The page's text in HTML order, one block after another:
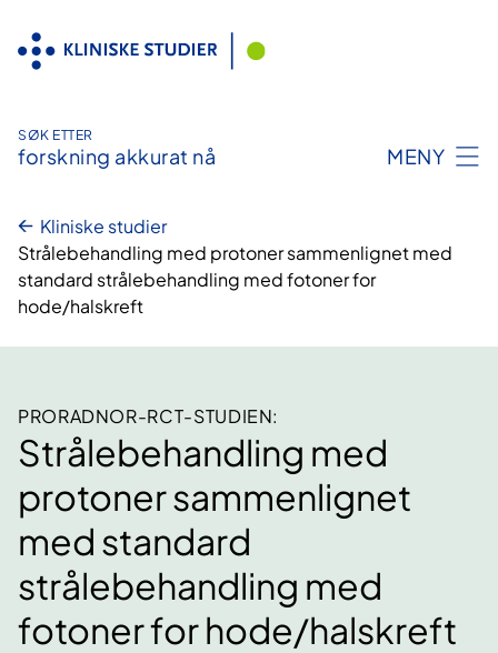
innhold
SØK ETTER
forskning akkurat nå MENY
Kliniske studier
Strålebehandling med protoner sammenlignet med
standard strålebehandling med fotoner for
hode/halskreft
PRORADNOR-RCT-STUDIEN:
Strålebehandling med
protoner sammenlignet
med standard
strålebehandling med
fotoner for hode/halskreft